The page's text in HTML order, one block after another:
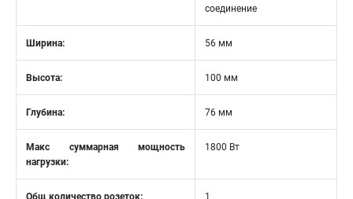
соединение
Ширина: 56 мм
Высота: 100 мм
Глубина: 76 мм
Макс суммарная мощность
нагрузки:
1800 Вт
Общ количество розеток: 1